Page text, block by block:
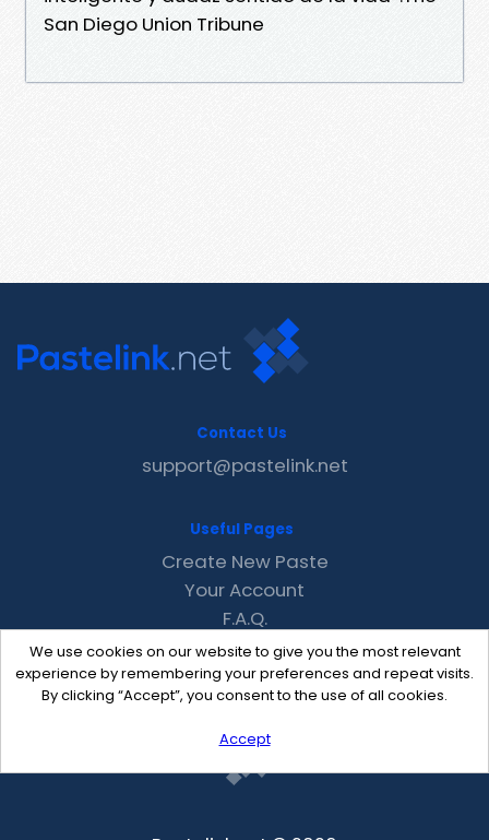
San Diego Union Tribune
We use cookies on our website to give you the most relevant
experience by remembering your preferences and repeat visits.
By clicking “Accept”, you consent to the use of all cookies.
Accept
Contact Us
support@pastelink.net
Useful Pages
Create New Paste
Your Account
F.A.Q.
Recent
Contact